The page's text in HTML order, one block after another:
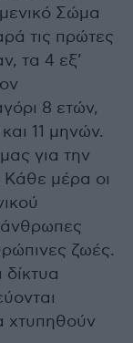
Σώμα
τις πρώτες
τα 4 εξ’
8 ετών,
11 μηνών.
για την
μέρα οι
ζωές.
δίκτυα
χτυπηθούν